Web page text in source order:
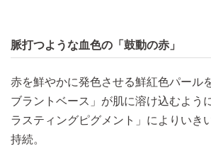
脈打つような血色の「鼓動の赤」
赤を鮮やかに発色させる鮮紅色パール
ブラントベース」が肌に溶け込むよう
ラスティングピグメント」によりいき
持続。